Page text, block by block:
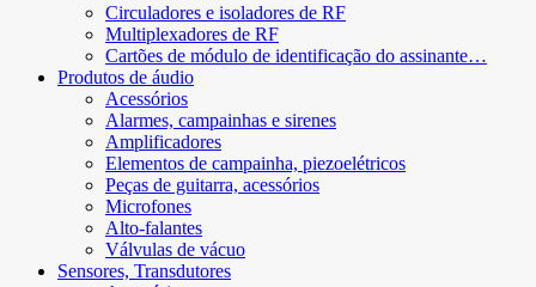
Circuladores e isoladores de RF
Multiplexadores de RF
Cartões de módulo de identificação do assinante…
Produtos de áudio
Acessórios
Alarmes, campainhas e sirenes
Amplificadores
Elementos de campainha, piezoelétricos
Peças de guitarra, acessórios
Microfones
Alto-falantes
Válvulas de vácuo
Sensores, Transdutores